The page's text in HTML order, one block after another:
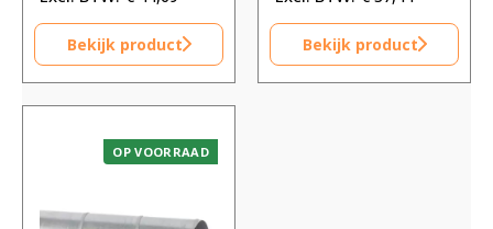
Bekijk product Bekijk product
OP VOORRAAD